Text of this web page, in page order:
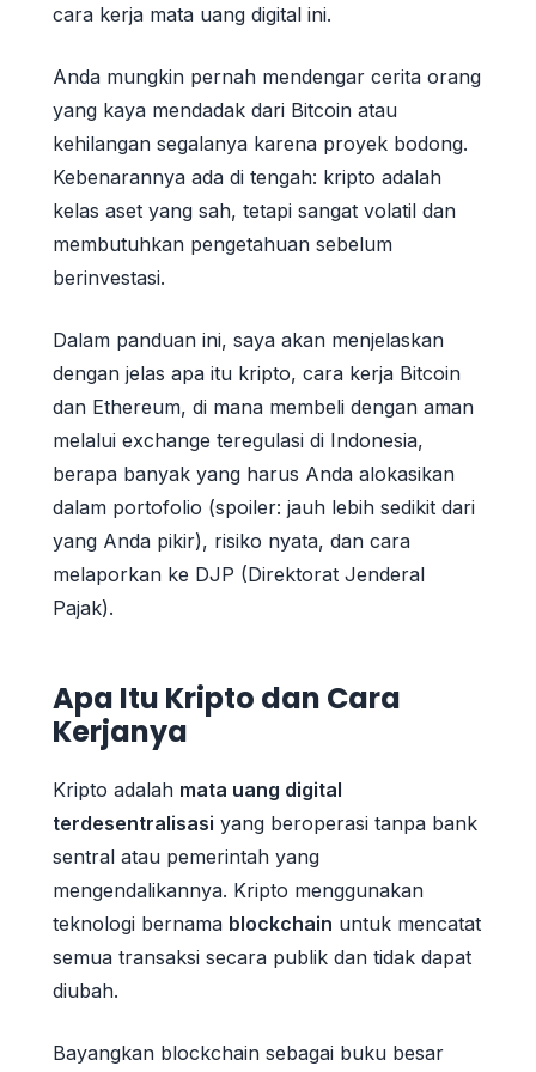
cara kerja mata uang digital ini.
Anda mungkin pernah mendengar cerita orang
yang kaya mendadak dari Bitcoin atau
kehilangan segalanya karena proyek bodong.
Kebenarannya ada di tengah: kripto adalah
kelas aset yang sah, tetapi sangat volatil dan
membutuhkan pengetahuan sebelum
berinvestasi.
Dalam panduan ini, saya akan menjelaskan
dengan jelas apa itu kripto, cara kerja Bitcoin
dan Ethereum, di mana membeli dengan aman
melalui exchange teregulasi di Indonesia,
berapa banyak yang harus Anda alokasikan
dalam portofolio (spoiler: jauh lebih sedikit dari
yang Anda pikir), risiko nyata, dan cara
melaporkan ke DJP (Direktorat Jenderal
Pajak).
Apa Itu Kripto dan Cara
Kerjanya
Kripto adalah mata uang digital
terdesentralisasi yang beroperasi tanpa bank
sentral atau pemerintah yang
mengendalikannya. Kripto menggunakan
teknologi bernama blockchain untuk mencatat
semua transaksi secara publik dan tidak dapat
diubah.
Bayangkan blockchain sebagai buku besar